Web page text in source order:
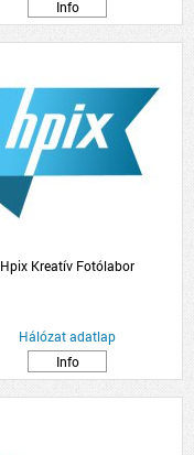
Info
Hpix Kreatív Fotólabor
Hálózat adatlap
Info